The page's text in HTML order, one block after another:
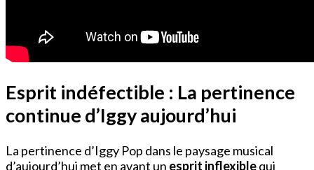
Esprit indéfectible : La pertinence
continue d’Iggy aujourd’hui
La pertinence d’Iggy Pop dans le paysage musical
d’aujourd’hui met en avant un esprit inflexiblequi